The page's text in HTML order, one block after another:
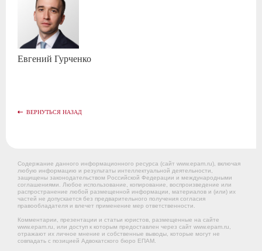
Евгений Гурченко
ВЕРНУТЬСЯ НАЗАД
Содержание данного информационного ресурса (сайт www.epam.ru), включая
любую информацию и результаты интеллектуальной деятельности,
защищены законодательством Российской Федерации и международными
соглашениями. Любое использование, копирование, воспроизведение или
распространение любой размещенной информации, материалов и (или) их
частей не допускается без предварительного получения согласия
правообладателя и влечет применение мер ответственности.
Комментарии, презентации и статьи юристов, размещенные на сайте
www.epam.ru, или доступ к которым предоставлен через сайт www.epam.ru,
отражают их личное мнение и собственные выводы, которые могут не
совпадать с позицией Адвокатского бюро ЕПАМ.